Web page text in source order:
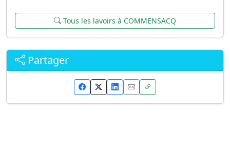
Tous les lavoirs à COMMENSACQ
Partager